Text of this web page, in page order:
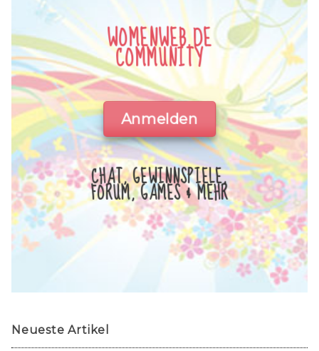
WOMENWEB.DE
COMMUNITY
Anmelden
CHAT, GEWINNSPIELE,
FORUM, GAMES & MEHR
Neueste Artikel